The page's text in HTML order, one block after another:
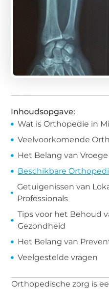
Inhoudsopgave:
Wat is Orthopedie in
Veelvoorkomende
Het Belang van
Beschikbare
Getuigenissen van
Professionals
Tips voor het Behoud
Gezondheid
Het Belang van
Veelgestelde vragen
Orthopedische zorg is